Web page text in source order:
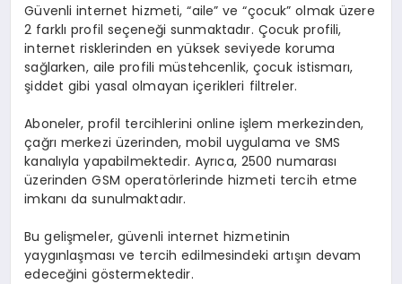
Güvenli internet hizmeti, “aile” ve “çocuk” olmak üzere
2 farklı profil seçeneği sunmaktadır. Çocuk profili,
internet risklerinden en yüksek seviyede koruma
sağlarken, aile profili müstehcenlik, çocuk istismarı,
şiddet gibi yasal olmayan içerikleri filtreler.
Aboneler, profil tercihlerini online işlem merkezinden,
çağrı merkezi üzerinden, mobil uygulama ve SMS
kanalıyla yapabilmektedir. Ayrıca, 2500 numarası
üzerinden GSM operatörlerinde hizmeti tercih etme
imkanı da sunulmaktadır.
Bu gelişmeler, güvenli internet hizmetinin
yaygınlaşması ve tercih edilmesindeki artışın devam
edeceğini göstermektedir.